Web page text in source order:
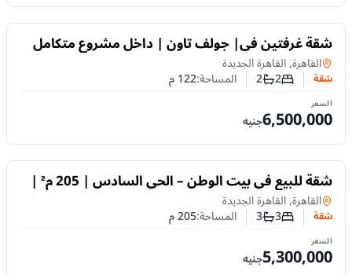
للبيع
شقة غرفتين في| جولف تاون | داخل مشروع متكامل
للسكن والاستثمار
شقةفي
القاهرة, القاهرة الجديدة
شقة عدد غرف النوم
2عدد الحمامات
2 المساحة:122م
السعر
6,500,000جنيه
للبيع شقة للبيع في بيت الوطن – الحي السادس | 205 م² |
تقسيط حتى 72 شهر
شقةفي
القاهرة, القاهرة الجديدة
شقة عدد غرف النوم
3عدد الحمامات
3 المساحة:205م
السعر
5,300,000جنيه